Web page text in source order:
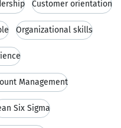
Customer orientation
Organizational skills
Management
Six Sigma